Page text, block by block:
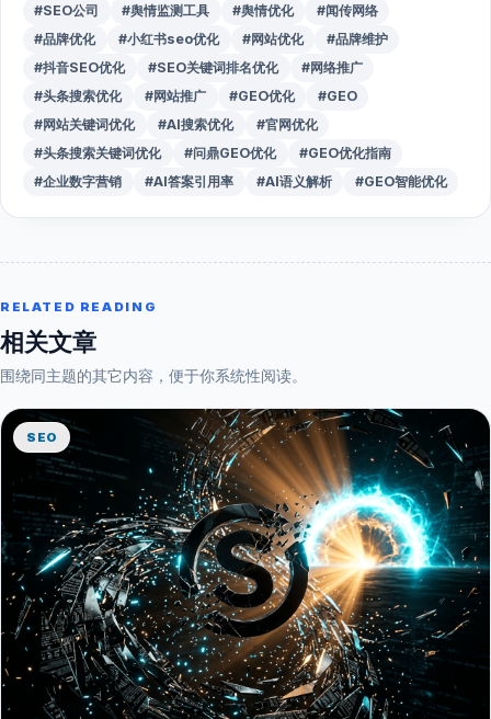
#SEO公司
#舆情监测工具 #舆情优化
#闻传网络
#品牌优化
#小红书seo优化 #网站优化
#品牌维护
#抖音SEO优化
#SEO关键词排名优化
#网络推广
#头条搜索优化
#网站推广 #GEO优化
#GEO
#网站关键词优化
#AI搜索优化
#官网优化
#头条搜索关键词优化
#问鼎GEO优化
#GEO优化指南
#企业数字营销
#AI答案引用率 #AI语义解析 #GEO智能优化
RELATED READING
相关文章
围绕同主题的其它内容，便于你系统性阅读。
SEO